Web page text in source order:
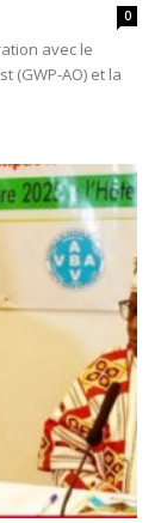
0
avec le
(GWP-AO) et la